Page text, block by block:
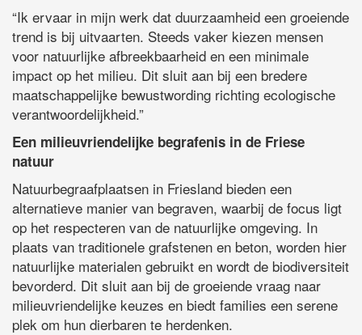
“Ik ervaar in mijn werk dat duurzaamheid een groeiende
trend is bij uitvaarten. Steeds vaker kiezen mensen
voor natuurlijke afbreekbaarheid en een minimale
impact op het milieu. Dit sluit aan bij een bredere
maatschappelijke bewustwording richting ecologische
verantwoordelijkheid.”
Een milieuvriendelijke begrafenis in de Friese
natuur
Natuurbegraafplaatsen in Friesland bieden een
alternatieve manier van begraven, waarbij de focus ligt
op het respecteren van de natuurlijke omgeving. In
plaats van traditionele grafstenen en beton, worden hier
natuurlijke materialen gebruikt en wordt de biodiversiteit
bevorderd. Dit sluit aan bij de groeiende vraag naar
milieuvriendelijke keuzes en biedt families een serene
plek om hun dierbaren te herdenken.